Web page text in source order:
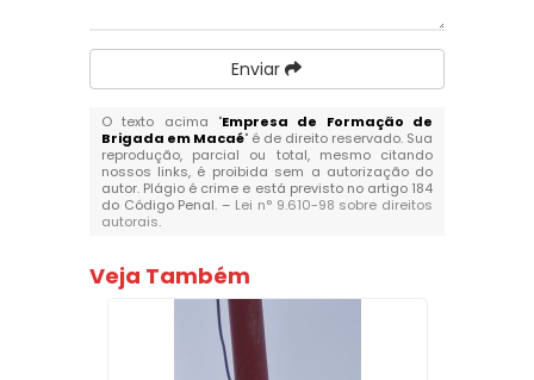
Enviar
O texto acima "Empresa de Formação de
Brigada em Macaé" é de direito reservado. Sua
reprodução, parcial ou total, mesmo citando
nossos links, é proibida sem a autorização do
autor. Plágio é crime e está previsto no artigo 184
do Código Penal. – Lei n° 9.610-98 sobre direitos
autorais.
Veja Também